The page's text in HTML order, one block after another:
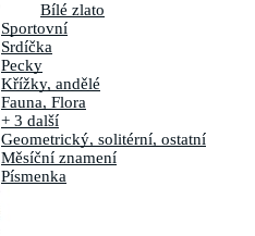
Bílé zlato
Sportovní
Srdíčka
Pecky
Křížky, andělé
Fauna, Flora
+ 3 další
Geometrický, solitérní, ostatní
Měsíční znamení
Písmenka